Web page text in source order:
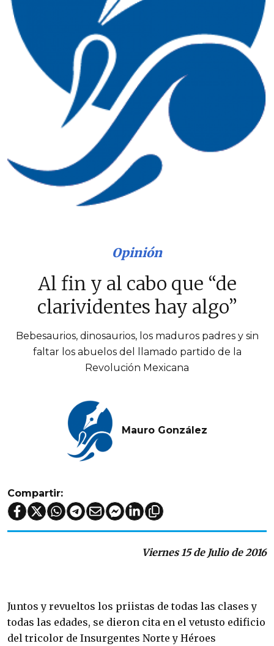
Opinión
Al fin y al cabo que “de
clarividentes hay algo”
Bebesaurios, dinosaurios, los maduros padres y sin
faltar los abuelos del llamado partido de la
Revolución Mexicana
Mauro González
Compartir:
Viernes 15 de Julio de 2016
Juntos y revueltos los priistas de todas las clases y
todas las edades, se dieron cita en el vetusto edificio
del tricolor de Insurgentes Norte y Héroes